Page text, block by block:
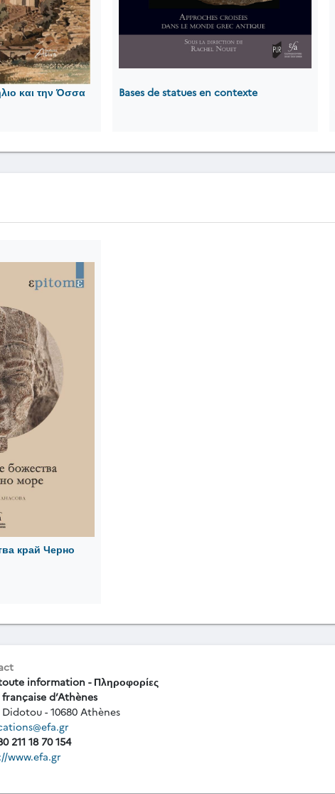
και την Όσσα Bases de statues en contexte
край Черно
information - Πληροφορίες
d’Athènes
Didotou - 10680 Athènes
211 18 70 154
www.efa.gr